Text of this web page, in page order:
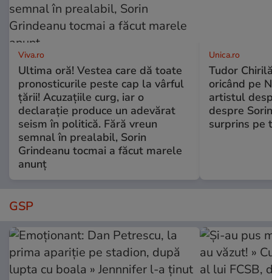
Viva.ro
Ultima oră! Vestea care dă toate
pronosticurile peste cap la vârful
țării! Acuzațiile curg, iar o
declarație produce un adevărat
seism în politică. Fără vreun
semnal în prealabil, Sorin
Grindeanu tocmai a făcut marele
anunț
Unica.ro
Tudor
oricând pe
artistul
despre
surprins pe
GSP